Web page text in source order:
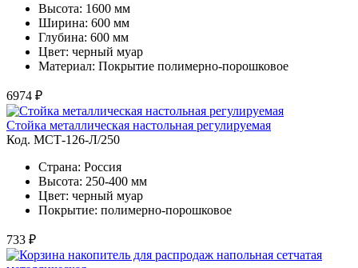
Высота: 1600 мм
Ширина: 600 мм
Глубина: 600 мм
Цвет: черный муар
Материал: Покрытие полимерно-порошковое
6974 ₽
Стойка металлическая настольная регулируемая
Код. MСТ-126-Л/250
Страна: Россия
Высота: 250-400 мм
Цвет: черный муар
Покрытие: полимерно-порошковое
733 ₽